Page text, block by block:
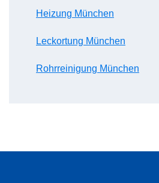
Heizung München
Leckortung München
Rohrreinigung München